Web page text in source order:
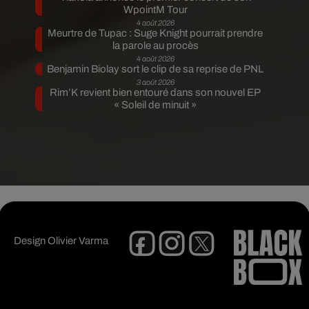
WpointM Tour
4 août 2026
Meurtre de Tupac : Suge Knight pourrait prendre
la parole au procès
4 août 2026
Benjamin Biolay sort le clip de sa reprise de PNL
3 août 2026
Rim’K revient bien entouré dans son nouvel EP
« Soleil de minuit »
DesignOlivier Varma